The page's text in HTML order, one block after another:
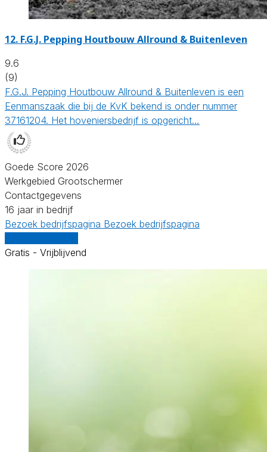
12. F.G.J. Pepping Houtbouw Allround & Buitenleven
9.6
(9)
F.G.J. Pepping Houtbouw Allround & Buitenleven is een
Eenmanszaak die bij de KvK bekend is onder nummer
37161204. Het hoveniersbedrijf is opgericht…
Goede Score 2026
Werkgebied Grootschermer
Contactgegevens
16 jaar in bedrijf
Bezoek bedrijfspagina Bezoek bedrijfspagina
Gratis - Vrijblijvend